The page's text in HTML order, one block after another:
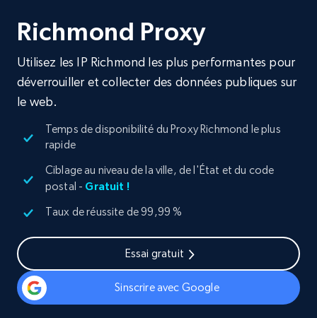
Richmond Proxy
Utilisez les IP Richmond les plus performantes pour
déverrouiller et collecter des données publiques sur
le web.
Temps de disponibilité du Proxy Richmond le plus
rapide
Ciblage au niveau de la ville, de l'État et du code
postal - Gratuit !
Taux de réussite de 99,99 %
Essai gratuit
Sinscrire avec Google